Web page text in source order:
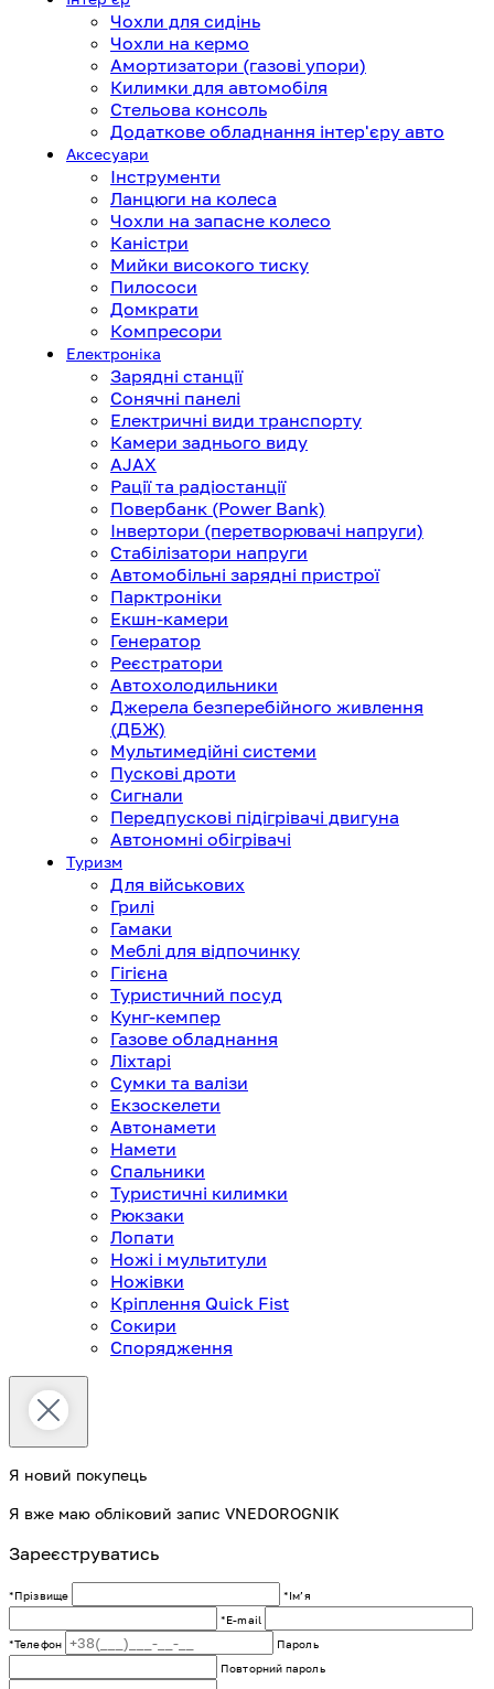
Чохли для сидінь
Чохли на кермо
Амортизатори (газові упори)
Килимки для автомобіля
Стельова консоль
Додаткове обладнання інтер'єру авто
Аксесуари
Інструменти
Ланцюги на колеса
Чохли на запасне колесо
Каністри
Мийки високого тиску
Пилососи
Домкрати
Компресори
Електроніка
Зарядні станції
Сонячні панелі
Електричні види транспорту
Камери заднього виду
AJAX
Рації та радіостанції
Повербанк (Power Bank)
Інвертори (перетворювачі напруги)
Стабілізатори напруги
Автомобільні зарядні пристрої
Парктроніки
Екшн-камери
Генератор
Реєстратори
Автохолодильники
Джерела безперебійного живлення
(ДБЖ)
Мультимедійні системи
Пускові дроти
Сигнали
Передпускові підігрівачі двигуна
Автономні обігрівачі
Туризм
Для військових
Грилі
Гамаки
Меблі для відпочинку
Гігієна
Туристичний посуд
Кунг-кемпер
Газове обладнання
Ліхтарі
Сумки та валізи
Екзоскелети
Автонамети
Намети
Спальники
Туристичні килимки
Рюкзаки
Лопати
Ножі і мультитули
Ножівки
Кріплення Quick Fist
Сокири
Спорядження
Я новий покупець
Я вже маю обліковий запис VNEDOROGNIK
Зареєструватись
*Прізвище
*Імʼя
*E-mail
*Телефон
Пароль
Повторний пароль